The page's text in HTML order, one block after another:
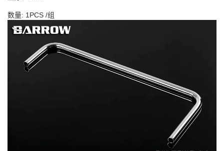
数量: 1PCS /组